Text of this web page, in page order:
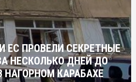
ЕС ПРОВЕЛИ СЕКРЕТНЫЕ
НЕСКОЛЬКО ДНЕЙ ДО
НАГОРНОМ КАРАБАХЕ